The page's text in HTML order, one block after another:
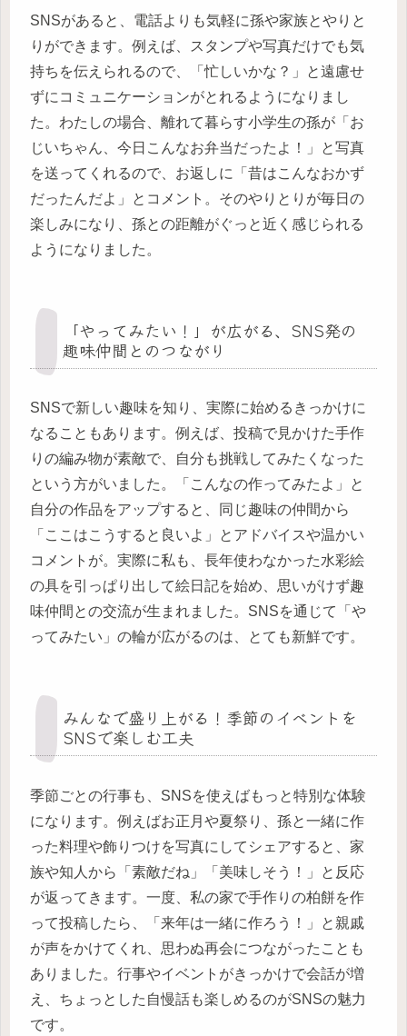
SNSがあると、電話よりも気軽に孫や家族とやりと
りができます。例えば、スタンプや写真だけでも気
持ちを伝えられるので、「忙しいかな？」と遠慮せ
ずにコミュニケーションがとれるようになりまし
た。わたしの場合、離れて暮らす小学生の孫が「お
じいちゃん、今日こんなお弁当だったよ！」と写真
を送ってくれるので、お返しに「昔はこんなおかず
だったんだよ」とコメント。そのやりとりが毎日の
楽しみになり、孫との距離がぐっと近く感じられる
ようになりました。
「やってみたい！」が広がる、SNS発の
趣味仲間とのつながり
SNSで新しい趣味を知り、実際に始めるきっかけに
なることもあります。例えば、投稿で見かけた手作
りの編み物が素敵で、自分も挑戦してみたくなった
という方がいました。「こんなの作ってみたよ」と
自分の作品をアップすると、同じ趣味の仲間から
「ここはこうすると良いよ」とアドバイスや温かい
コメントが。実際に私も、長年使わなかった水彩絵
の具を引っぱり出して絵日記を始め、思いがけず趣
味仲間との交流が生まれました。SNSを通じて「や
ってみたい」の輪が広がるのは、とても新鮮です。
みんなで盛り上がる！季節のイベントを
SNSで楽しむ工夫
季節ごとの行事も、SNSを使えばもっと特別な体験
になります。例えばお正月や夏祭り、孫と一緒に作
った料理や飾りつけを写真にしてシェアすると、家
族や知人から「素敵だね」「美味しそう！」と反応
が返ってきます。一度、私の家で手作りの柏餅を作
って投稿したら、「来年は一緒に作ろう！」と親戚
が声をかけてくれ、思わぬ再会につながったことも
ありました。行事やイベントがきっかけで会話が増
え、ちょっとした自慢話も楽しめるのがSNSの魅力
です。